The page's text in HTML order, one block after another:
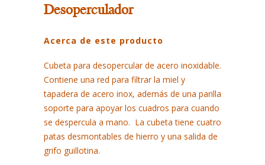
Desoperculador
Acerca de este producto
Cubeta para desopercular de acero inoxidable.
Contiene una red para filtrar la miel y
tapadera de acero inox, además de una parilla
soporte para apoyar los cuadros para cuando
se despercula a mano. La cubeta tiene cuatro
patas desmontables de hierro y una salida de
grifo guillotina.